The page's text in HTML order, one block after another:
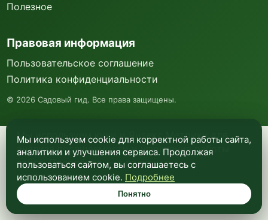
Мы используем куки и Яндекс Метрику для
анализа посещаемости и улучшения работы
сайта. Подробнее —в политике
конфиденциальности.
Понятно
Полезное
Правовая информация
Пользовательское соглашение
Политика конфиденциальности
© 2026 Садовый гид. Все права защищены.
Мы используем cookie для корректной работы сайта,
аналитики и улучшения сервиса. Продолжая
пользоваться сайтом, вы соглашаетесь с
использованием cookie. Подробнее
Понятно